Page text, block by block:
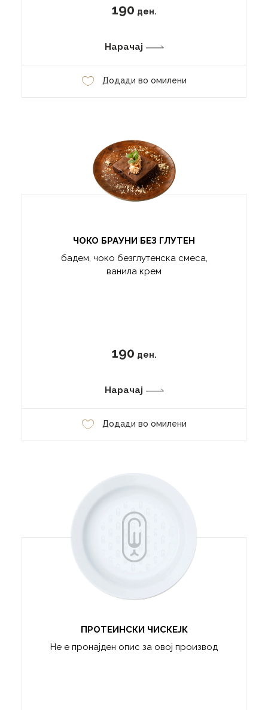
190 ден.
Нарачај
Додади во омилени
ЧОКО БРАУНИ БЕЗ ГЛУТЕН
бадем, чоко безглутенска смеса,
ванила крем
190 ден.
Нарачај
Додади во омилени
ПРОТЕИНСКИ ЧИСКЕЈК
Не е пронајден опис за овој производ